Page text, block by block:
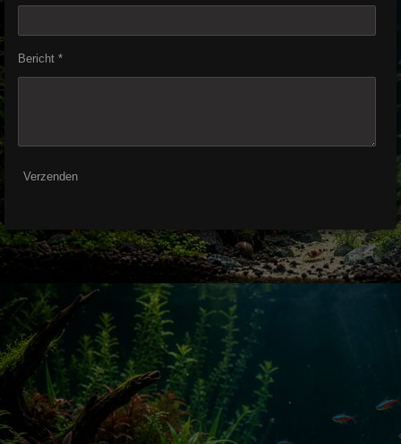
Bericht *
Verzenden